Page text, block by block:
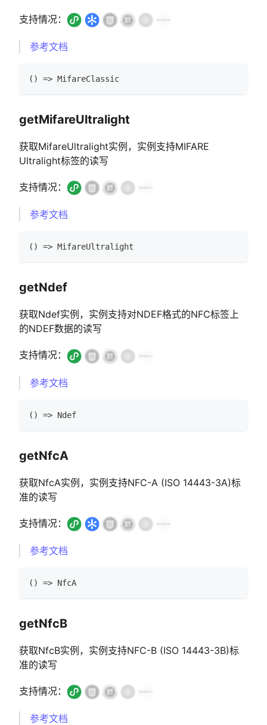
支持情况：
参考文档
( ) => MifareClassic
getMifareUltralight
获取MifareUltralight实例，实例支持MIFARE
Ultralight标签的读写
支持情况：
参考文档
( ) => MifareUltralight
getNdef
获取Ndef实例，实例支持对NDEF格式的NFC标签上
的NDEF数据的读写
支持情况：
参考文档
( ) => Ndef
getNfcA
获取NfcA实例，实例支持NFC-A (ISO 14443-3A)标
准的读写
支持情况：
参考文档
( ) => NfcA
getNfcB
获取NfcB实例，实例支持NFC-B (ISO 14443-3B)标
准的读写
支持情况：
参考文档